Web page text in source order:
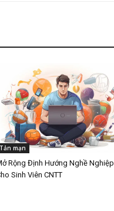
Tản mạn
Rộng Định Hướng Nghề Nghiệp
Sinh Viên CNTT